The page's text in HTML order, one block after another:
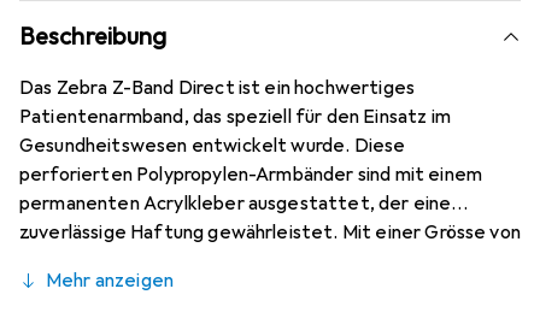
Beschreibung
Das Zebra Z-Band Direct ist ein hochwertiges
Patientenarmband, das speziell für den Einsatz im
Gesundheitswesen entwickelt wurde. Diese
perforierten Polypropylen-Armbänder sind mit einem
permanenten Acrylkleber ausgestattet, der eine
zuverlässige Haftung gewährleistet. Mit einer Grösse von
Informationen und sind ideal für die Identifikation von
Mehr anzeigen